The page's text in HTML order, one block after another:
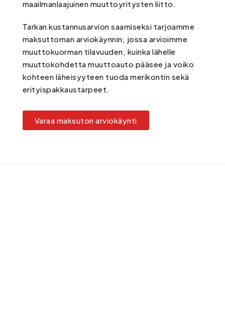
maailmanlaajuinen muuttoyritysten liitto.
Tarkan kustannusarvion saamiseksi tarjoamme
maksuttoman arviokäynnin, jossa arvioimme
muuttokuorman tilavuuden, kuinka lähelle
muuttokohdetta muuttoauto pääsee ja voiko
kohteen läheisyyteen tuoda merikontin sekä
erityispakkaustarpeet.
Varaa maksuton arviokäynti